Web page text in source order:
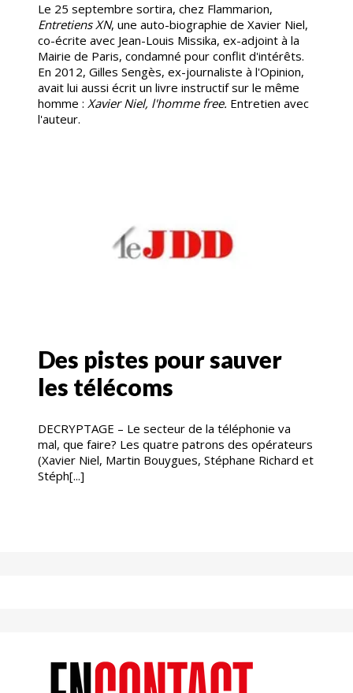
Le 25 septembre sortira, chez Flammarion,
Entretiens XN, une auto-biographie de Xavier Niel,
co-écrite avec Jean-Louis Missika, ex-adjoint à la
Mairie de Paris, condamné pour conflit d'intérêts.
En 2012, Gilles Sengès, ex-journaliste à l'Opinion,
avait lui aussi écrit un livre instructif sur le même
homme : Xavier Niel, l'homme free. Entretien avec
l'auteur.
Des pistes pour sauver
les télécoms
DECRYPTAGE – Le secteur de la téléphonie va
mal, que faire? Les quatre patrons des opérateurs
(Xavier Niel, Martin Bouygues, Stéphane Richard et
Stéph[...]